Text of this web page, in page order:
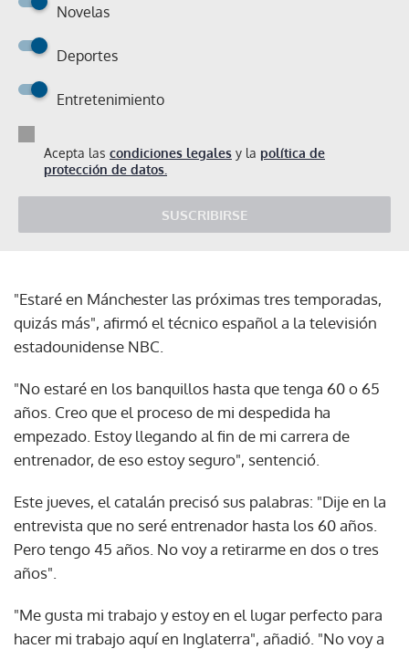
Novelas
Deportes
Entretenimiento
Acepta las condiciones legales y la política de
protección de datos.
SUSCRIBIRSE
"Estaré en Mánchester las próximas tres temporadas,
quizás más", afirmó el técnico español a la televisión
estadounidense NBC.
"No estaré en los banquillos hasta que tenga 60 o 65
años. Creo que el proceso de mi despedida ha
empezado. Estoy llegando al fin de mi carrera de
entrenador, de eso estoy seguro", sentenció.
Este jueves, el catalán precisó sus palabras: "Dije en la
entrevista que no seré entrenador hasta los 60 años.
Pero tengo 45 años. No voy a retirarme en dos o tres
años".
"Me gusta mi trabajo y estoy en el lugar perfecto para
hacer mi trabajo aquí en Inglaterra", añadió. "No voy a